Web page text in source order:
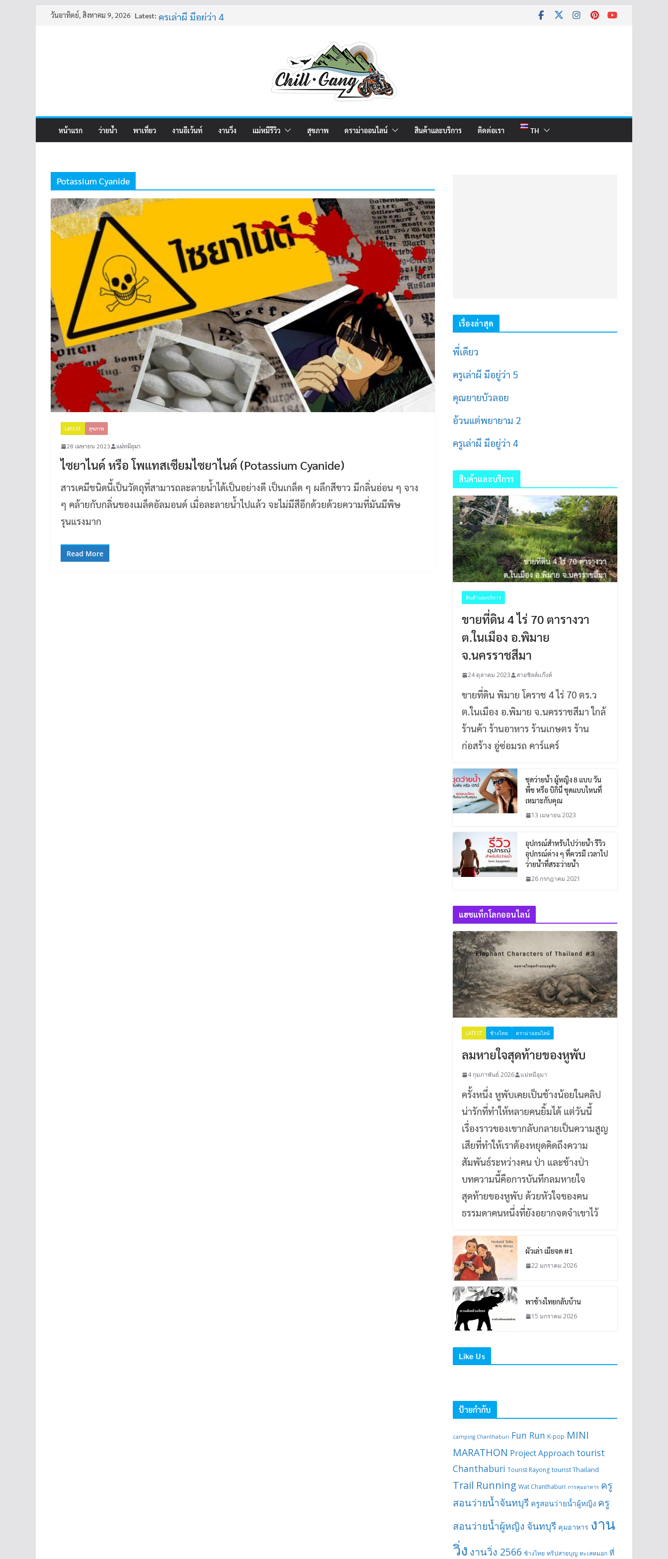
Skipวันอาทิตย์, สิงหาคม 9, 2026 Latest: ครูเล่าผี มีอยู่ว่า 4
หน้าแรก ว่ายน้ำ พาเที่ยว งานอีเว้นท์ งานวิ่ง แม่หมีรีวิว สุขภาพ ดราม่าออนไลน์ สินค้าและบริการ ติดต่อเรา TH
Potassium Cyanide
LATEST สุขภาพ
28 เมษายน 2023 แม่หมีอุมา
ไซยาไนด์ หรือ โพแทสเซียมไซยาไนด์ (Potassium Cyanide)
สารเคมีชนิดนี้เป็นวัตถุที่สามารถละลายน้ำได้เป็นอย่างดี เป็นเกล็ด ๆ ผลึกสีขาว มีกลิ่นอ่อน ๆ จาง
ๆ คล้ายกับกลิ่นของเมล็ดอัลมอนด์ เมื่อละลายน้ำไปแล้ว จะไม่มีสีอีกด้วยด้วยความที่มันมีพิษ
รุนแรงมาก
Read More
เรื่องล่าสุด
พี่เดียว
ครูเล่าผี มีอยู่ว่า 5
คุณยายบัวลอย
อ้วนแต่พยายาม 2
ครูเล่าผี มีอยู่ว่า 4
สินค้าและบริการ
สินค้าและบริการ
ขายที่ดิน 4 ไร่ 70 ตารางวา
ต.ในเมือง อ.พิมาย
จ.นครราชสีมา
24 ตุลาคม 2023 สายชิลล์แก๊งค์
ขายที่ดิน พิมาย โคราช 4 ไร่ 70 ตร.ว
ต.ในเมือง อ.พิมาย จ.นครราชสีมา ใกล้
ร้านค้า ร้านอาหาร ร้านเกษตร ร้าน
ก่อสร้าง อู่ซ่อมรถ คาร์แคร์
ชุดว่ายน้ำ ผู้หญิง 8 แบบ วัน
พีช หรือ บิกินี่ ชุดแบบไหนที่
เหมาะกับคุณ
13 เมษายน 2023
อุปกรณ์สำหรับไปว่ายน้ำ รีวิว
อุปกรณ์ต่าง ๆ ที่ควรมี เวลาไป
ว่ายน้ำที่สระว่ายน้ำ
26 กรกฎาคม 2021
แฮชแท็กโลกออนไลน์
LATEST ช้างไทย ดราม่าออนไลน์
ลมหายใจสุดท้ายของหูพับ
4 กุมภาพันธ์ 2026 แม่หมีอุมา
ครั้งหนึ่ง หูพับเคยเป็นช้างน้อยในคลิป
น่ารักที่ทำให้หลายคนยิ้มได้ แต่วันนี้
เรื่องราวของเขากลับกลายเป็นความสูญ
เสียที่ทำให้เราต้องหยุดคิดถึงความ
สัมพันธ์ระหว่างคน ป่า และช้างป่า
บทความนี้คือการบันทึกลมหายใจ
สุดท้ายของหูพับ ด้วยหัวใจของคน
ธรรมดาคนหนึ่งที่ยังอยากจดจำเขาไว้
ผัวเล่า เมียจด #1
22 มกราคม 2026
พาช้างไทยกลับบ้าน
15 มกราคม 2026
Like Us
ป้ายกำกับ
camping Chanthaburi Fun Run K-pop MINI
MARATHON Project Approach tourist
Chanthaburi Tourist Rayong tourist Thailand
Trail Running Wat Chanthaburi การคุมอาหาร ครู
สอนว่ายน้ำจันทบุรี ครูสอนว่ายน้ำผู้หญิง ครู
สอนว่ายน้ำผู้หญิง จันทบุรี คุมอาหาร งาน
วิ่ง งานวิ่ง 2566 ช้างไทย ทริปสายบุญ ทะเลหมอก ที่